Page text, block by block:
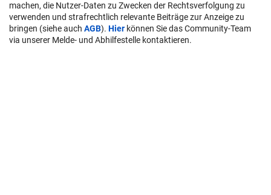
machen, die Nutzer-Daten zu Zwecken der Rechtsverfolgung zu
verwenden und strafrechtlich relevante Beiträge zur Anzeige zu
bringen (siehe auch AGB). Hier können Sie das Community-Team
via unserer Melde- und Abhilfestelle kontaktieren.